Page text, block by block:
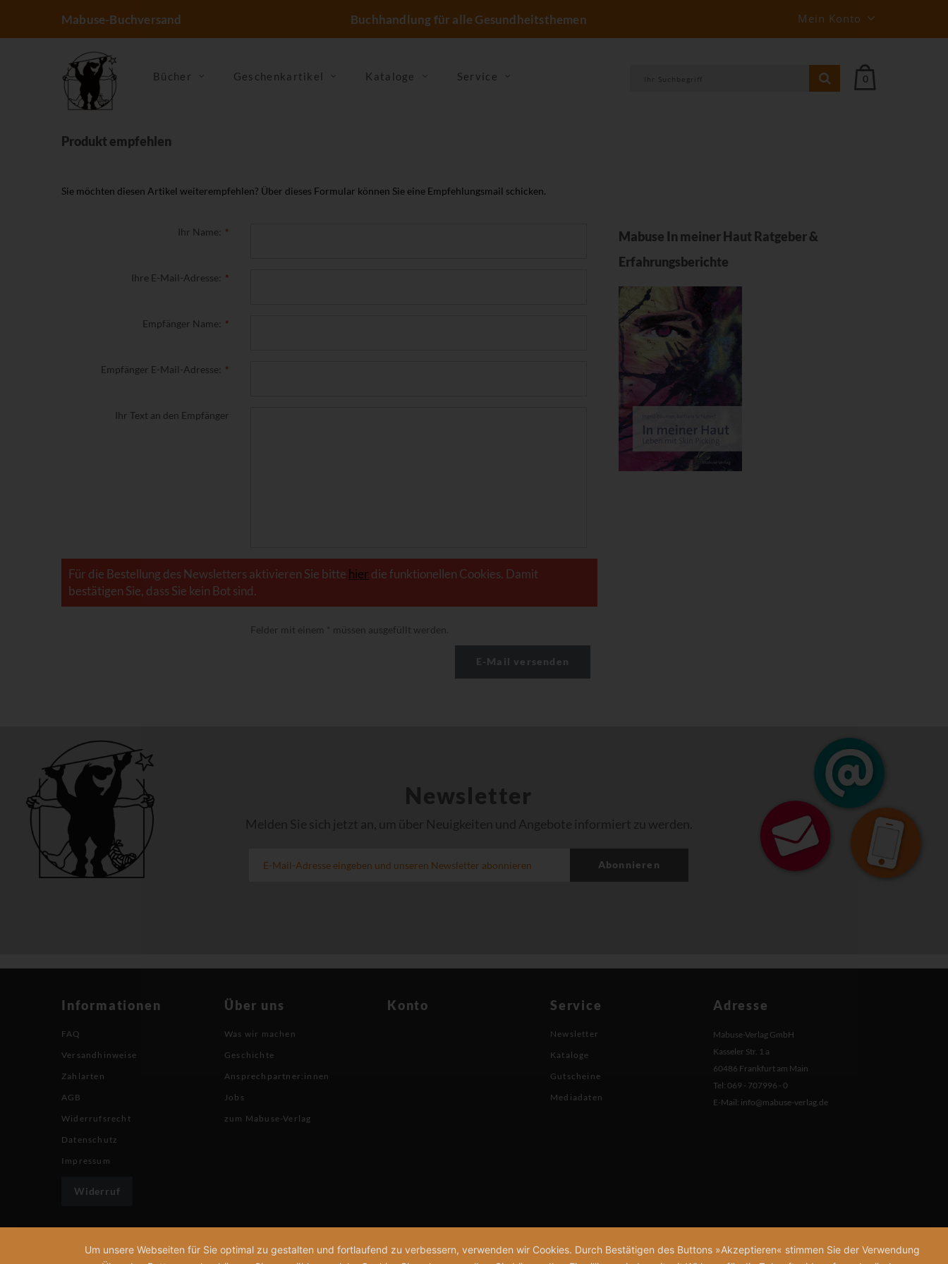
Mabuse-Buchversand Buchhandlung für alle Gesundheitsthemen Mein Konto
Bücher Geschenkartikel Kataloge Service 0
Produkt empfehlen
Sie möchten diesen Artikel weiterempfehlen? Über dieses Formular können Sie eine Empfehlungsmail schicken.
Ihr Name:
Ihre E-Mail-Adresse:
Empfänger Name:
Empfänger E-Mail-Adresse:
Ihr Text an den Empfänger
Für die Bestellung des Newsletters aktivieren Sie bitte hier die funktionellen Cookies. Damit
bestätigen Sie, dass Sie kein Bot sind.
Felder mit einem müssen ausgefüllt werden.
Mabuse In meiner Haut Ratgeber &
Erfahrungsberichte
Newsletter
Melden Sie sich jetzt an, um über Neuigkeiten und Angebote informiert zu werden.
Abonnieren
Informationen
FAQ
Versandhinweise
Zahlarten
AGB
Widerrufsrecht
Datenschutz
Impressum
Widerruf
Über uns
Was wir machen
Geschichte
Ansprechpartner:innen
Jobs
zum Mabuse-Verlag
Konto Service
Newsletter
Kataloge
Gutscheine
Mediadaten
Adresse
Mabuse-Verlag GmbH
Kasseler Str. 1 a
60486 Frankfurt am Main
Tel: 069 - 707996 - 0
E-Mail: info@mabuse-verlag.de
Um unsere Webseiten für Sie optimal zu gestalten und fortlaufend zu verbessern, verwenden wir Cookies. Durch Bestätigen des Buttons »Akzeptieren« stimmen Sie der Verwendung